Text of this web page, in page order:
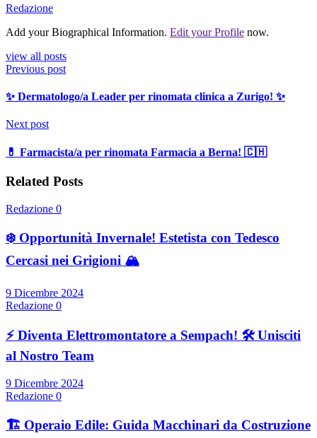
Redazione
Add your Biographical Information. Edit your Profile now.
view all posts
Previous post
✨ Dermatologo/a Leader per rinomata clinica a Zurigo! ✨
Next post
💊 Farmacista/a per rinomata Farmacia a Berna! 🇨🇭
Related Posts
Redazione 0
❄️ Opportunità Invernale! Estetista con Tedesco
Cercasi nei Grigioni 🏔️
9 Dicembre 2024
Redazione 0
⚡ Diventa Elettromontatore a Sempach! 🛠️ Unisciti
al Nostro Team
9 Dicembre 2024
Redazione 0
🏗️ Operaio Edile: Guida Macchinari da Costruzione